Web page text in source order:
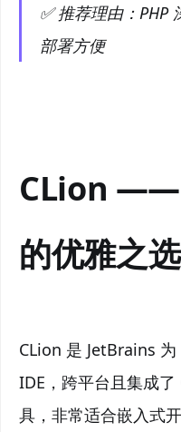
✅ 推荐理由：PHP
部署方便
CLion ——
的优雅之选
CLion 是 JetBrains
IDE，跨平台且集成了
具，非常适合嵌入式